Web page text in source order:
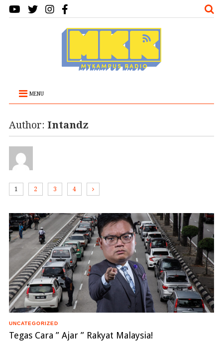
MENU
Author: Intandz
1 2 3 4
UNCATEGORIZED
Tegas Cara ” Ajar ” Rakyat Malaysia!